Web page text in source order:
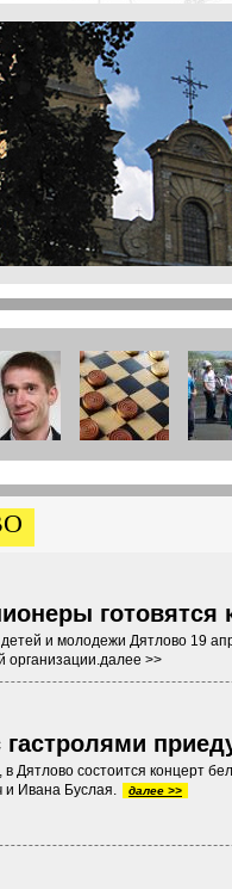
готовятся
детей и молодежи Дятлово 19
организации.далее >>
в Дятлово состоится концерт
и Ивана Буслая.
далее >>